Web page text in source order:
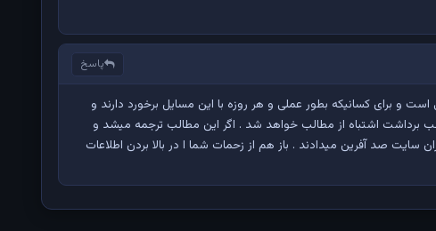
پاسخ
و برای کسانیکه بطور عملی و هر روزه با این مسایل برخورد دارند و
برداشت اشتباه از مطالب خواهد شد . اگر این مطالب ترجمه میشد و
صد آفرین میدادند . باز هم از زحمات شما ا در بالا بردن اطلاعات